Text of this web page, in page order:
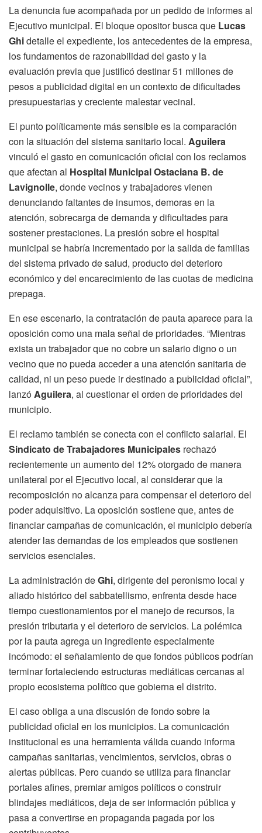
La denuncia fue acompañada por un pedido de informes al
Ejecutivo municipal. El bloque opositor busca que Lucas
Ghidetalle el expediente, los antecedentes de la empresa,
los fundamentos de razonabilidad del gasto y la
evaluación previa que justificó destinar 51 millones de
pesos a publicidad digital en un contexto de dificultades
presupuestarias y creciente malestar vecinal.
El punto políticamente más sensible es la comparación
con la situación del sistema sanitario local. Aguilera
vinculó el gasto en comunicación oficial con los reclamos
que afectan al Hospital Municipal Ostaciana B. de
Lavignolle, donde vecinos y trabajadores vienen
denunciando faltantes de insumos, demoras en la
atención, sobrecarga de demanda y dificultades para
sostener prestaciones. La presión sobre el hospital
municipal se habría incrementado por la salida de familias
del sistema privado de salud, producto del deterioro
económico y del encarecimiento de las cuotas de medicina
prepaga.
En ese escenario, la contratación de pauta aparece para la
oposición como una mala señal de prioridades. “Mientras
exista un trabajador que no cobre un salario digno o un
vecino que no pueda acceder a una atención sanitaria de
calidad, ni un peso puede ir destinado a publicidad oficial”,
lanzóAguilera, al cuestionar el orden de prioridades del
municipio.
El reclamo también se conecta con el conflicto salarial. El
Sindicato de Trabajadores Municipales rechazó
recientemente un aumento del 12% otorgado de manera
unilateral por el Ejecutivo local, al considerar que la
recomposición no alcanza para compensar el deterioro del
poder adquisitivo. La oposición sostiene que, antes de
financiar campañas de comunicación, el municipio debería
atender las demandas de los empleados que sostienen
servicios esenciales.
La administración deGhi, dirigente del peronismo local y
aliado histórico del sabbatellismo, enfrenta desde hace
tiempo cuestionamientos por el manejo de recursos, la
presión tributaria y el deterioro de servicios. La polémica
por la pauta agrega un ingrediente especialmente
incómodo: el señalamiento de que fondos públicos podrían
terminar fortaleciendo estructuras mediáticas cercanas al
propio ecosistema político que gobierna el distrito.
El caso obliga a una discusión de fondo sobre la
publicidad oficial en los municipios. La comunicación
institucional es una herramienta válida cuando informa
campañas sanitarias, vencimientos, servicios, obras o
alertas públicas. Pero cuando se utiliza para financiar
portales afines, premiar amigos políticos o construir
blindajes mediáticos, deja de ser información pública y
pasa a convertirse en propaganda pagada por los